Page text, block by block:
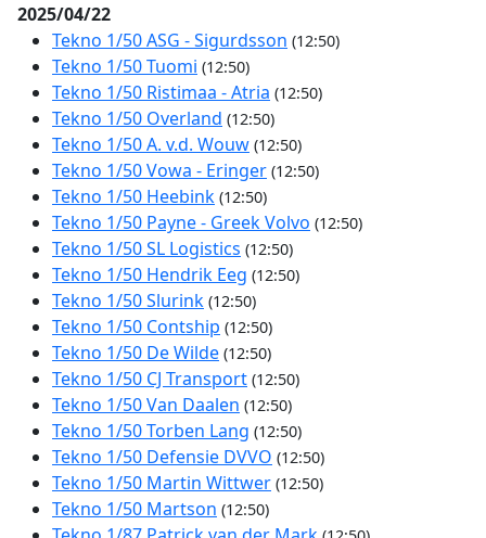
2025/04/22
Tekno 1/50 ASG - Sigurdsson (12:50)
Tekno 1/50 Tuomi (12:50)
Tekno 1/50 Ristimaa - Atria (12:50)
Tekno 1/50 Overland (12:50)
Tekno 1/50 A. v.d. Wouw (12:50)
Tekno 1/50 Vowa - Eringer (12:50)
Tekno 1/50 Heebink (12:50)
Tekno 1/50 Payne - Greek Volvo (12:50)
Tekno 1/50 SL Logistics (12:50)
Tekno 1/50 Hendrik Eeg (12:50)
Tekno 1/50 Slurink (12:50)
Tekno 1/50 Contship (12:50)
Tekno 1/50 De Wilde (12:50)
Tekno 1/50 CJ Transport (12:50)
Tekno 1/50 Van Daalen (12:50)
Tekno 1/50 Torben Lang (12:50)
Tekno 1/50 Defensie DVVO (12:50)
Tekno 1/50 Martin Wittwer (12:50)
Tekno 1/50 Martson (12:50)